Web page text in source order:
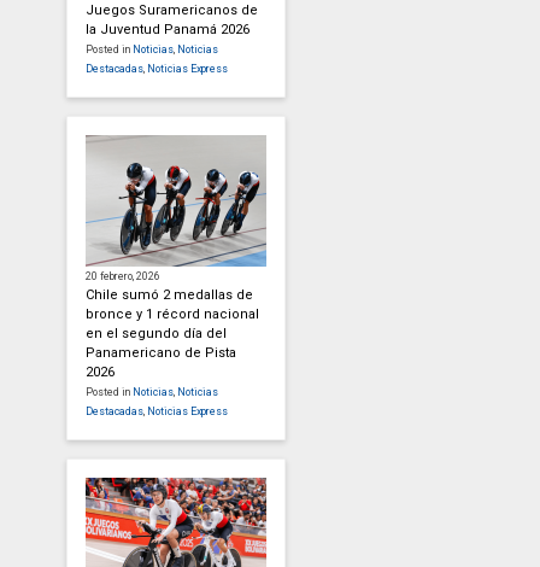
Juegos Suramericanos de
la Juventud Panamá 2026
Posted in Noticias Noticias
Destacadas Noticias Express
20 febrero, 2026
Chile sumó 2 medallas de
bronce y 1 récord nacional
en el segundo día del
Panamericano de Pista
2026
Posted in Noticias Noticias
Destacadas Noticias Express